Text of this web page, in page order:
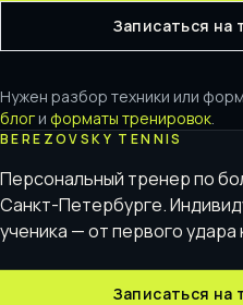
Записаться на
Нужен разбор техники или
блог и форматы тренировок.
BEREZOVSKY TENNIS
Персональный тренер по
Санкт-Петербурге.
ученика — от первого
Записаться на